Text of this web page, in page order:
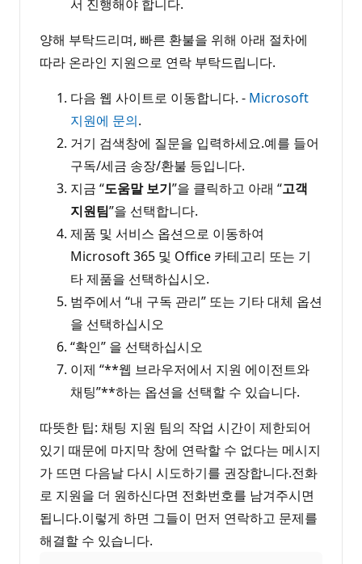
서 진행해야 합니다.
양해 부탁드리며, 빠른 환불을 위해 아래 절차에
따라 온라인 지원으로 연락 부탁드립니다.
다음 웹 사이트로 이동합니다. - Microsoft
지원에 문의.
거기 검색창에 질문을 입력하세요.예를 들어
구독/세금 송장/환불 등입니다.
지금 “도움말 보기”을 클릭하고 아래 “고객
지원팀”을 선택합니다.
제품 및 서비스 옵션으로 이동하여
Microsoft 365 및 Office 카테고리 또는 기
타 제품을 선택하십시오.
범주에서 “내 구독 관리” 또는 기타 대체 옵션
을 선택하십시오
“확인” 을 선택하십시오
이제 “**웹 브라우저에서 지원 에이전트와
채팅”**하는 옵션을 선택할 수 있습니다.
따뜻한 팁: 채팅 지원 팀의 작업 시간이 제한되어
있기 때문에 마지막 창에 연락할 수 없다는 메시지
가 뜨면 다음날 다시 시도하기를 권장합니다.전화
로 지원을 더 원하신다면 전화번호를 남겨주시면
됩니다.이렇게 하면 그들이 먼저 연락하고 문제를
해결할 수 있습니다.